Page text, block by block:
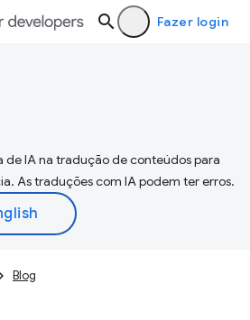
Fazer login
de IA na tradução de conteúdos para
As traduções com IA podem ter erros.
Blog